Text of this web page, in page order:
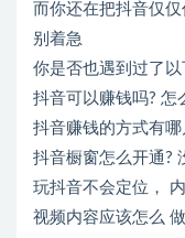
而你还在把抖音仅
别着急
你是否也遇到过了以
抖音可以赚钱吗? 怎
抖音赚钱的方式有
抖音橱窗怎么开通?
玩抖音不会定位，
视频内容应该怎么